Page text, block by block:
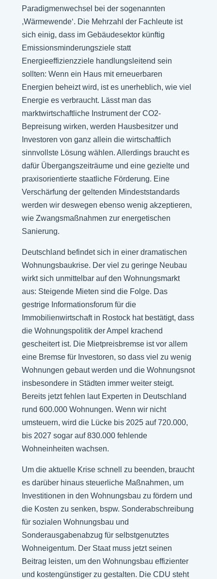
Paradigmenwechsel bei der sogenannten
,Wärmewende‘. Die Mehrzahl der Fachleute ist
sich einig, dass im Gebäudesektor künftig
Emissionsminderungsziele statt
Energieeffizienzziele handlungsleitend sein
sollten: Wenn ein Haus mit erneuerbaren
Energien beheizt wird, ist es unerheblich, wie viel
Energie es verbraucht. Lässt man das
marktwirtschaftliche Instrument der CO2-
Bepreisung wirken, werden Hausbesitzer und
Investoren von ganz allein die wirtschaftlich
sinnvollste Lösung wählen. Allerdings braucht es
dafür Übergangszeiträume und eine gezielte und
praxisorientierte staatliche Förderung. Eine
Verschärfung der geltenden Mindeststandards
werden wir deswegen ebenso wenig akzeptieren,
wie Zwangsmaßnahmen zur energetischen
Sanierung.
Deutschland befindet sich in einer dramatischen
Wohnungsbaukrise. Der viel zu geringe Neubau
wirkt sich unmittelbar auf den Wohnungsmarkt
aus: Steigende Mieten sind die Folge. Das
gestrige Informationsforum für die
Immobilienwirtschaft in Rostock hat bestätigt, dass
die Wohnungspolitik der Ampel krachend
gescheitert ist. Die Mietpreisbremse ist vor allem
eine Bremse für Investoren, so dass viel zu wenig
Wohnungen gebaut werden und die Wohnungsnot
insbesondere in Städten immer weiter steigt.
Bereits jetzt fehlen laut Experten in Deutschland
rund 600.000 Wohnungen. Wenn wir nicht
umsteuern, wird die Lücke bis 2025 auf 720.000,
bis 2027 sogar auf 830.000 fehlende
Wohneinheiten wachsen.
Um die aktuelle Krise schnell zu beenden, braucht
es darüber hinaus steuerliche Maßnahmen, um
Investitionen in den Wohnungsbau zu fördern und
die Kosten zu senken, bspw. Sonderabschreibung
für sozialen Wohnungsbau und
Sonderausgabenabzug für selbstgenutztes
Wohneigentum. Der Staat muss jetzt seinen
Beitrag leisten, um den Wohnungsbau effizienter
und kostengünstiger zu gestalten. Die CDU steht